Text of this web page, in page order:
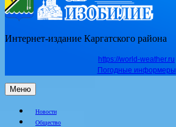
Интернет-издание Каргатского района
https://world-weather.ru
Погодные информеры
Меню
Новости
Общество